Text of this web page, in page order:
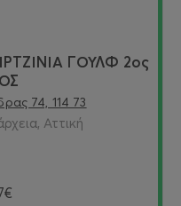
ΓΟΥΛΦ 2ος
74, 114 73
Αττική